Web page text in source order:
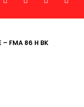
– FMA 86 H BK